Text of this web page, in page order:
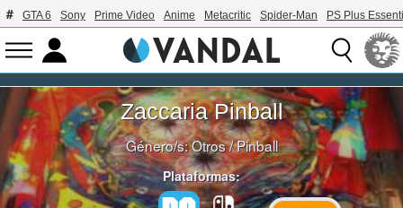
GTA 6 Sony Prime Video Anime Metacritic Spider-Man PS Plus
Zaccaria Pinball
Género/s:Otros/Pinball
Plataformas: